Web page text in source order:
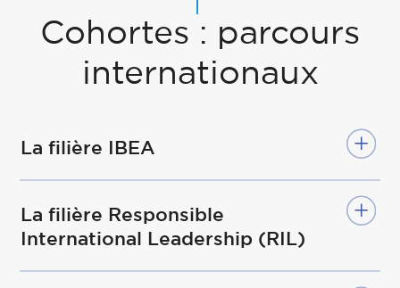
de la Charte
Erasmus pour
Retrouvez la
déclaration en
matière de stratégie
Cohortes : parcours
internationaux
La filière IBEA
La filière Responsible
International Leadership (RIL)